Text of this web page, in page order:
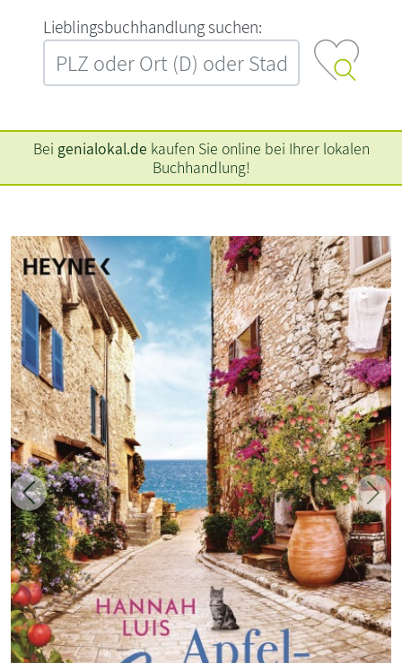
L‍i‍e‍b‍l‍i‍n‍g‍s‍b‍u‍c‍h‍h‍a‍n‍d‍l‍u‍n‍g‍ ‍s‍u‍c‍h‍e‍n‍:‍
Bei genialokal.de kaufen Sie online bei Ihrer lokalen
Buchhandlung!
Zurück